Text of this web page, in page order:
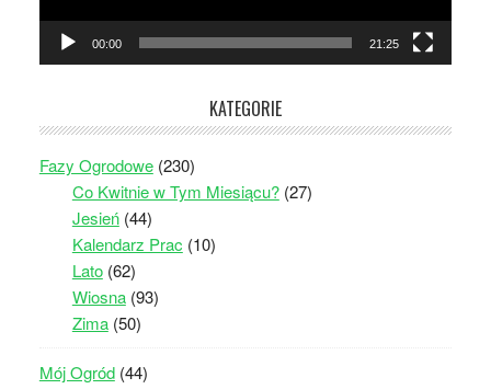
00:00 21:25
KATEGORIE
Fazy Ogrodowe(230)
Co Kwitnie w Tym Miesiącu?(27)
Jesień(44)
Kalendarz Prac (10)
Lato(62)
Wiosna(93)
Zima(50)
Mój Ogród(44)